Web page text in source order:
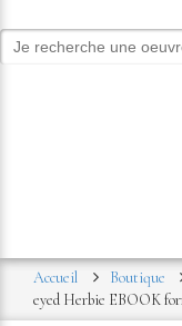
Accueil Boutique
eyed Herbie EBOOK